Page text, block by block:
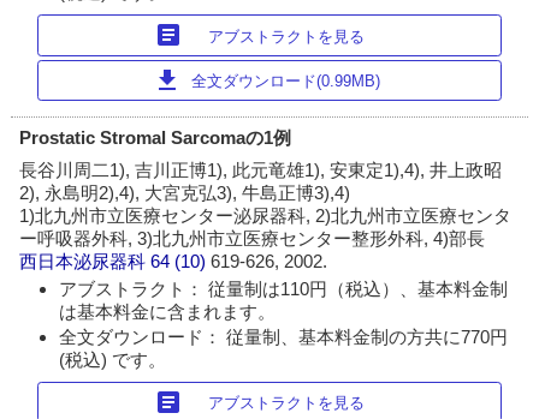
article アブストラクトを見る
download 全文ダウンロード(0.99MB)
Prostatic Stromal Sarcomaの1例
長谷川周二1), 吉川正博1), 此元竜雄1), 安東定1),4), 井上政昭
2), 永島明2),4), 大宮克弘3), 牛島正博3),4)
1)北九州市立医療センター泌尿器科, 2)北九州市立医療センタ
ー呼吸器外科, 3)北九州市立医療センター整形外科, 4)部長
西日本泌尿器科 64 (10)619-626, 2002.
アブストラクト： 従量制は110円（税込）、基本料金制
は基本料金に含まれます。
全文ダウンロード： 従量制、基本料金制の方共に770円
(税込) です。
article アブストラクトを見る